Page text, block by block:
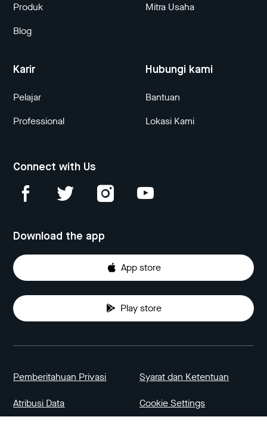
Produk
Blog
Mitra Usaha
Karir
Pelajar
Professional
Hubungi kami
Bantuan
Lokasi Kami
Connect with Us
Download the app
App store
Play store
Pemberitahuan Privasi Syarat dan Ketentuan
Atribusi Data Cookie Settings